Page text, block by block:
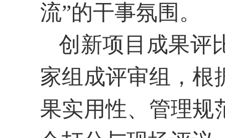
流”的干事氛围。
创新项目成果评
家组成评审组，根
果实用性、管理规